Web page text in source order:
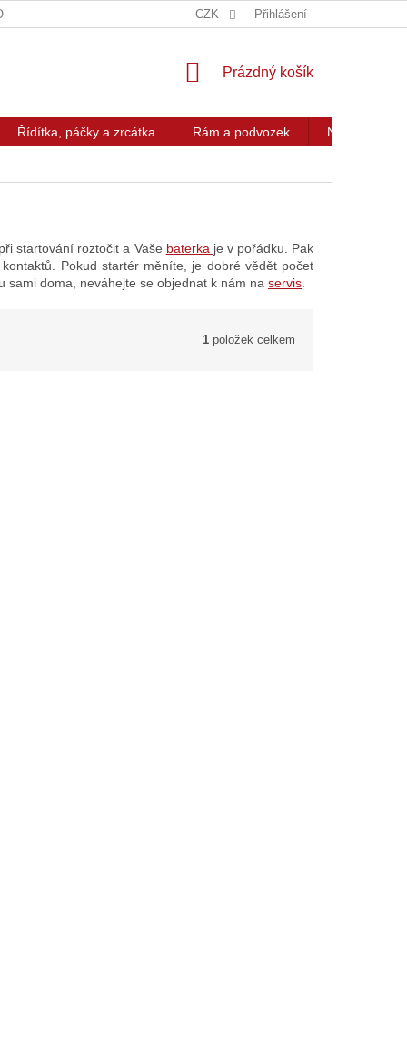
CZK Přihlášení
NÁKUPNÍ
Prázdný košík
Řídítka, páčky a zrcátka Rám a podvozek Nářadí a
startování roztočit a Vaše baterka je v pořádku. Pak
Pokud startér měníte, je dobré vědět počet
doma, neváhejte se objednat k nám na servis
1 položek celkem